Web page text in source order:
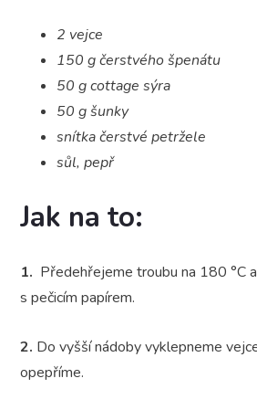
2 vejce
150 g čerstvého špenátu
50 g cottage sýra
50 g šunky
snítka čerstvé petržele
sůl, pepř
Jak na to:
1. Předehřejeme troubu na 180 °C
s pečicím papírem.
2. Do vyšší nádoby vyklepneme
opepříme.